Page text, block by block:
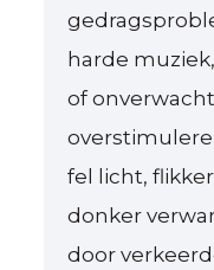
harde
of
fel licht,
donker
door